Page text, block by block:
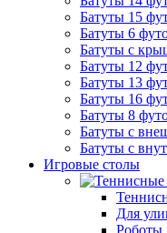
Батуты 15
Батуты 6
Батуты с
Батуты 12
Батуты 13
Батуты 16
Батуты 8
Батуты с
Батуты с
Игровые столы
Для
Роботы